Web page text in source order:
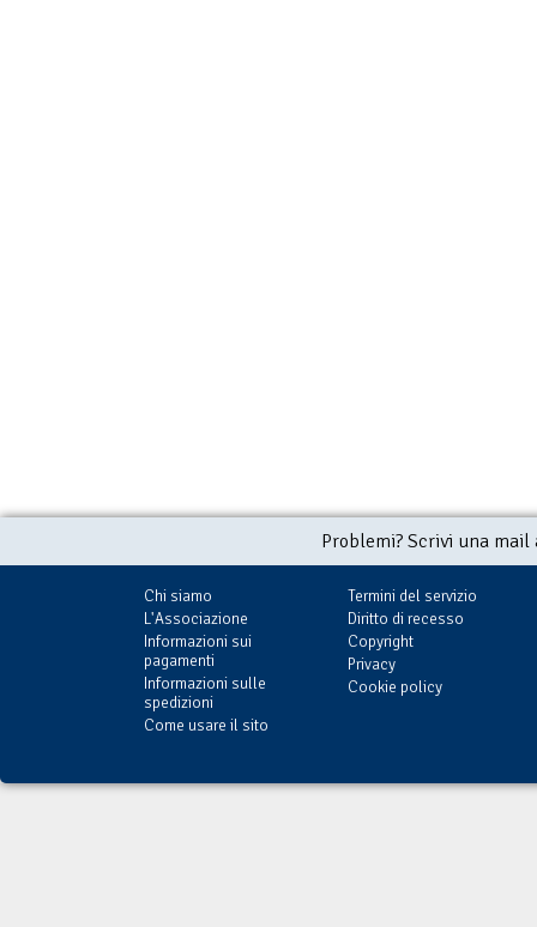
Problemi? Scrivi una
Chi siamo
L'Associazione
Informazioni sui
pagamenti
Informazioni sulle
spedizioni
Come usare il sito
Termini del servizio
Diritto di recesso
Copyright
Privacy
Cookie policy